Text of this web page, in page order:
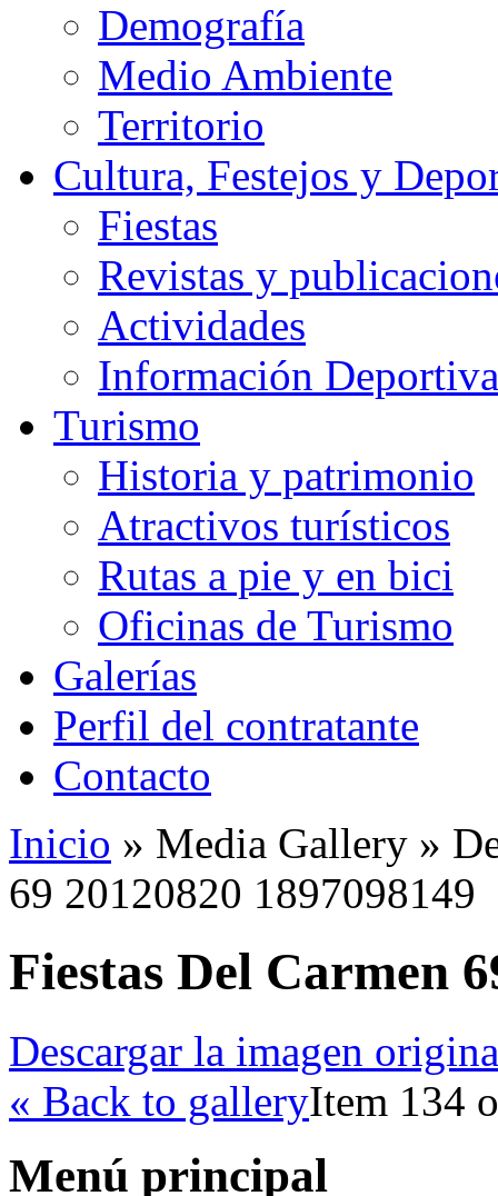
Demografía
Medio Ambiente
Territorio
Cultura, Festejos y
Fiestas
Revistas y
Actividades
Información Deportiva
Turismo
Historia y patrimonio
Atractivos turísticos
Rutas a pie y en bici
Oficinas de Turismo
Galerías
Perfil del contratante
Contacto
Inicio » Media Gallery »
69 20120820 1897098149
Fiestas Del Carmen
Descargar la imagen
« Back to galleryItem 134
Menú principal